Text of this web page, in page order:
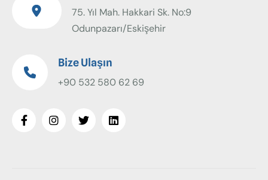
75. Yıl Mah. Hakkari Sk. No:9
Odunpazarı/Eskişehir
Bize Ulaşın
+90 532 580 62 69